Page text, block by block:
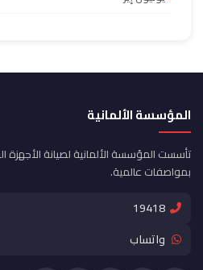
المؤسسة الألمانية
تأسست المؤسسة الألمانية لصيانة الأجهزة
بمواصفات عالمية.
19418
واتساب